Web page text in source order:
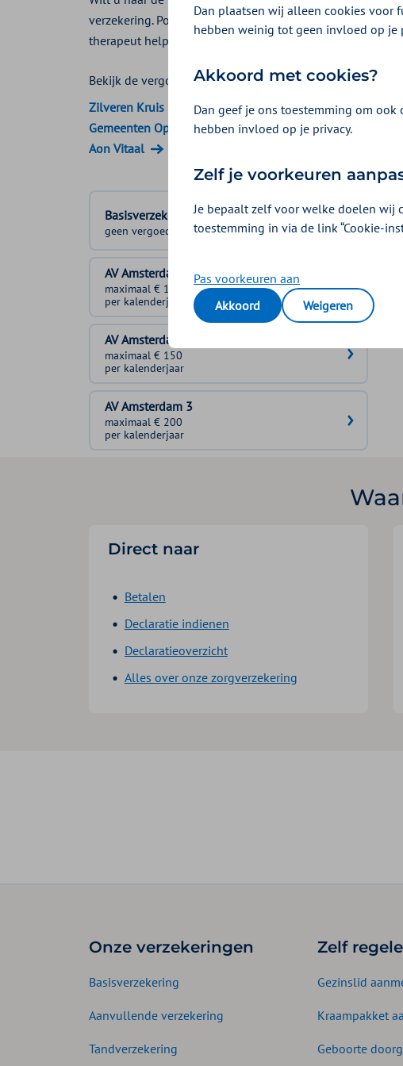
verzekering. Podotherapeuten en podologen helpen
therapeut helpt u bij klachten door een verkeerde houding.
Bekijk de vergoedingen van:
Zilveren Kruis
Gemeenten Optimaal
Aon Vitaal
Basisverzekering
geen vergoeding
AV Amsterdam 1
maximaal € 150
per kalenderjaar
AV Amsterdam 2
maximaal € 150
per kalenderjaar
AV Amsterdam 3
maximaal € 200
per kalenderjaar
Direct naar
Betalen
Declaratie indienen
Declaratieoverzicht
Alles over onze zorgverzekering
Onze verzekeringen
Basisverzekering
Aanvullende verzekering
Tandverzekering
Zelf
Gezinslid
Kraampakket
Geboorte
Dan plaatsen wij alleen cookies voor
hebben weinig tot geen invloed op je
Akkoord met cookies?
Dan geef je ons toestemming om
hebben invloed op je privacy.
Zelf je voorkeuren
Je bepaalt zelf voor welke doelen wij
toestemming in via de link “Cookie-
Pas voorkeuren aan
Akkoord
Weigeren